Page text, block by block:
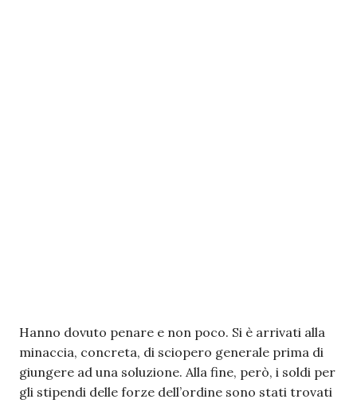
Hanno dovuto penare e non poco. Si è arrivati alla
minaccia, concreta, di sciopero generale prima di
giungere ad una soluzione. Alla fine, però, i soldi per
gli stipendi delle forze dell’ordine sono stati trovati